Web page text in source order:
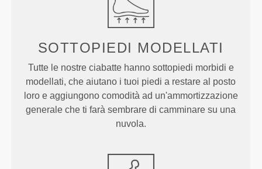
SOTTOPIEDI MODELLATI
Tutte le nostre ciabatte hanno sottopiedi morbidi e
modellati, che aiutano i tuoi piedi a restare al posto
loro e aggiungono comodità ad un'ammortizzazione
generale che ti farà sembrare di camminare su una
nuvola.